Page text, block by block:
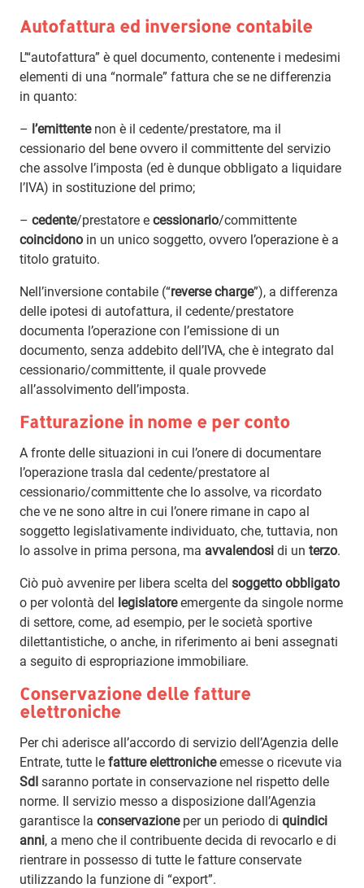
Autofattura ed inversione contabile
L’“autofattura” è quel documento, contenente i medesimi
elementi di una “normale” fattura che se ne differenzia
in quanto:
– l’emittentenon è il cedente/prestatore, ma il
cessionario del bene ovvero il committente del servizio
che assolve l’imposta (ed è dunque obbligato a liquidare
l’IVA) in sostituzione del primo;
– cedente/prestatore e cessionario/committente
coincidono in un unico soggetto, ovvero l’operazione è a
titolo gratuito.
Nell’inversione contabile (“reverse charge”), a differenza
delle ipotesi di autofattura, il cedente/prestatore
documenta l’operazione con l’emissione di un
documento, senza addebito dell’IVA, che è integrato dal
cessionario/committente, il quale provvede
all’assolvimento dell’imposta.
Fatturazione in nome e per conto
A fronte delle situazioni in cui l’onere di documentare
l’operazione trasla dal cedente/prestatore al
cessionario/committente che lo assolve, va ricordato
che ve ne sono altre in cui l’onere rimane in capo al
soggetto legislativamente individuato, che, tuttavia, non
lo assolve in prima persona, ma avvalendosi di un terzo.
Ciò può avvenire per libera scelta del soggetto obbligato
o per volontà del legislatoreemergente da singole norme
di settore, come, ad esempio, per le società sportive
dilettantistiche, o anche, in riferimento ai beni assegnati
a seguito di espropriazione immobiliare.
Conservazione delle fatture
elettroniche
Per chi aderisce all’accordo di servizio dell’Agenzia delle
Entrate, tutte le fatture elettronicheemesse o ricevute via
SdI saranno portate in conservazione nel rispetto delle
norme. Il servizio messo a disposizione dall’Agenzia
garantisce la conservazioneper un periodo di quindici
anni, a meno che il contribuente decida di revocarlo e di
rientrare in possesso di tutte le fatture conservate
utilizzando la funzione di “export”.